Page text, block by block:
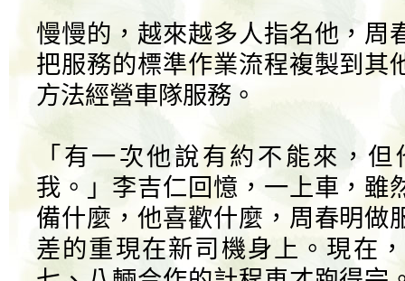
慢慢的，越來越多人指名他，周
把服務的標準作業流程複製到其
方法經營車隊服務。
「有一次他說有約不能來，
我。」李吉仁回憶，一上車，雖
備什麼，他喜歡什麼，周春明做
差的重現在新司機身上。現在